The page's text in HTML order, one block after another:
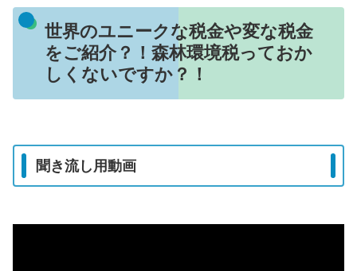
世界のユニークな税金や変な税金
をご紹介？！森林環境税っておか
しくないですか？！
聞き流し用動画